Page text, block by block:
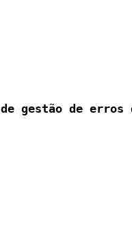
gestão de erros